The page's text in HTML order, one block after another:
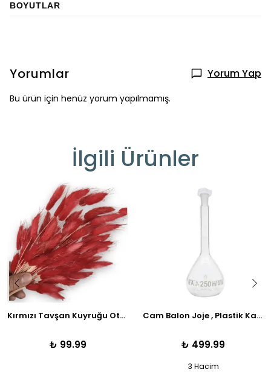
BOYUTLAR
Yorumlar Yorum Yap
Bu ürün için henüz yorum yapılmamış.
İlgili Ürünler
Kırmızı Tavşan Kuyruğu Otu | Kuru Çiçek | 1 Demet
₺ 99.99
Cam Balon Joje , Plastik Kapaklı
₺ 499.99
3 Hacim